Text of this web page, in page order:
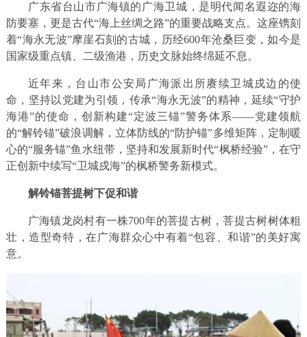
广东省台山市广海镇的广海卫城，是明代闻名遐迩的海
防要塞，更是古代“海上丝绸之路”的重要战略支点。这座镌刻
着“海永无波”摩崖石刻的古城，历经600年沧桑巨变，如今是
国家级重点镇、二级渔港，历史文脉始终绵延不息。
近年来，台山市公安局广海派出所赓续卫城戍边的使
命，坚持以党建为引领，传承“海永无波”的精神，延续“守护
海港”的使命，创新构建“定波三锚”警务体系——党建领航
的“解铃锚”破浪调解，立体防线的“防护锚”多维矩阵，定制暖
心的“服务锚”鱼水纽带，坚持和发展新时代“枫桥经验”，在守
正创新中续写“卫城戍海”的枫桥警务新模式。
解铃锚菩提树下促和谐
广海镇龙岗村有一株700年的菩提古树，菩提古树树体粗
壮，造型奇特，在广海群众心中有着“包容、和谐”的美好寓
意。